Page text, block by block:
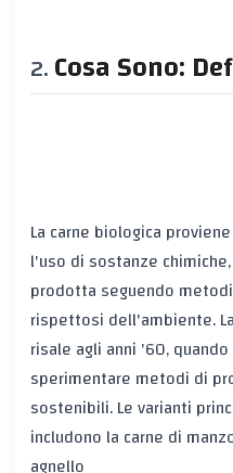
Cosa Sono:
La carne biologica
l'uso di sostanze
prodotta seguendo
rispettosi dell'ambiente.
risale agli anni '60,
sperimentare metodi di
sostenibili. Le varianti
includono la carne di
agnello